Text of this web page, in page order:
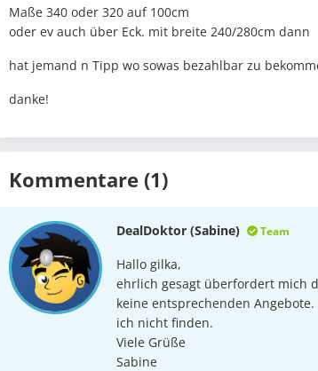
Maße 340 oder 320 auf 100cm
oder ev auch über Eck. mit breite 240/280cm dann
hat jemand n Tipp wo sowas bezahlbar zu
danke!
Kommentare (1)
DealDoktor (Sabine) Team
Hallo gilka,
ehrlich gesagt überfordert mich
keine entsprechenden
ich nicht finden.
Viele Grüße
Sabine